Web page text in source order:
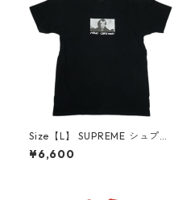
Size【L】 SUPREME シュプリ
ーム 15AW Merry Christmas
Tee Black Tシャツ 黒 【中古
¥6,600